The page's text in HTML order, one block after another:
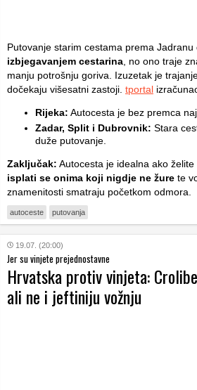
Putovanje starim cestama prema Jadranu
izbjegavanjem cestarina , no ono traje
manju potrošnju goriva. Izuzetak je
dočekaju višesatni zastoji. tportal
Rijeka: Autocesta je bez premca
Zadar, Split i Dubrovnik: Stara
duže putovanje.
Zaključak: Autocesta je idealna ako
isplati se onima koji nigdje ne žure te
znamenitosti smatraju početkom odmora.
autoceste putovanja
19.07. (20:00)
Jer su vinjete prejednostavne
Hrvatska protiv vinjeta:
ali ne i jeftiniju vožnju